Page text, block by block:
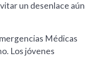
un desenlace aún
Médicas
Los jóvenes